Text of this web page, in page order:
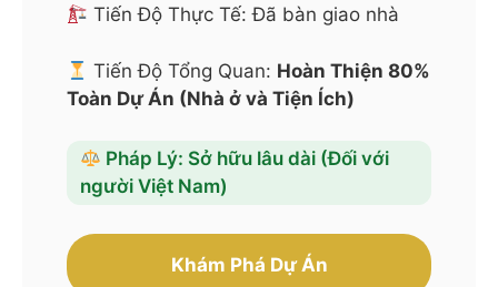
Tiến Độ Thực Tế: Đã bàn giao nhà
Tiến Độ Tổng Quan: Hoàn Thiện 80%
Toàn Dự Án (Nhà ở và Tiện Ích)
Pháp Lý: Sở hữu lâu dài (Đối với
người Việt Nam)
Khám Phá Dự Án